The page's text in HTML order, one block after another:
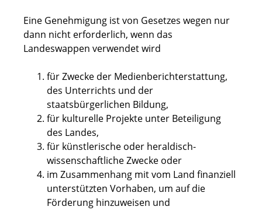
Eine Genehmigung ist von Gesetzes wegen nur
dann nicht erforderlich, wenn das
Landeswappen verwendet wird
für Zwecke der Medienberichterstattung,
des Unterrichts und der
staatsbürgerlichen Bildung,
für kulturelle Projekte unter Beteiligung
des Landes,
für künstlerische oder heraldisch-
wissenschaftliche Zwecke oder
im Zusammenhang mit vom Land finanziell
unterstützten Vorhaben, um auf die
Förderung hinzuweisen und